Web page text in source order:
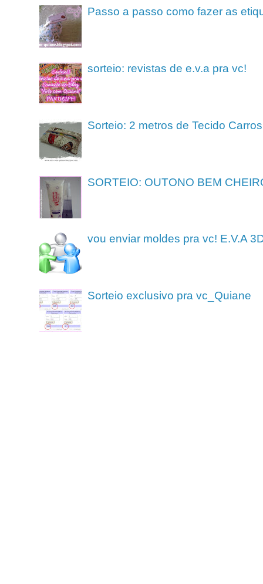
Passo a passo como fazer as
sorteio: revistas de e.v.a pra vc!
Sorteio: 2 metros de Tecido Carros
SORTEIO: OUTONO BEM
vou enviar moldes pra vc! E.V.A
Sorteio exclusivo pra vc_Quiane